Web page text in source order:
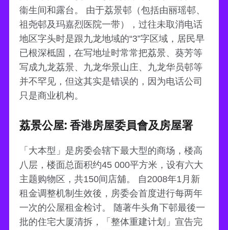
衞生间和露台。 由于荔景邨（包括由丽瑶邨、
祖尧邨及玛嘉烈医院一带），过往未取消电话
地区字头时是跟九龙地域的“3”字区域，居民早
已根深柢固，在写地址时常常把荔景、葵芳等
写成九龙荔景、九龙华景山庄、九龙华员邨等
并不罕见，但这其实是错误的，因为电话公司
只是商业机构。
荔景公屋: 香港房屋委員會及房屋署
「大本型」是房委会辖下最大型的商场，楼高
八层，楼面总面积约45 000平方米，设有六大
主题购物区，共150间店舖。 自2008年1月新
租金调整机制生效後，房委会首度进行每两年
一次的公屋租金检讨。 随著牛头角下邨最後一
批的住宅大厦清拆，「整体重建计划」宣告完